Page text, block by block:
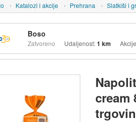
Katalozi i akcije Prehrana Slatkiši i
Boso
Zatvoreno Udaljenost:1 km
cream